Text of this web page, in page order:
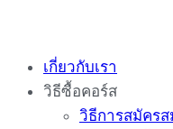
contentเกี่ยวกับเรา
วิธีซื้อคอร์ส
วิธีการสมัคร